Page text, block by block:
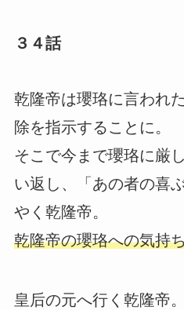
３４話
乾隆帝は瓔珞に言われ
除を指示することに。
そこで今まで瓔珞に厳
い返し、「あの者の喜
やく乾隆帝。
乾隆帝の瓔珞への気持
皇后の元へ行く乾隆帝。